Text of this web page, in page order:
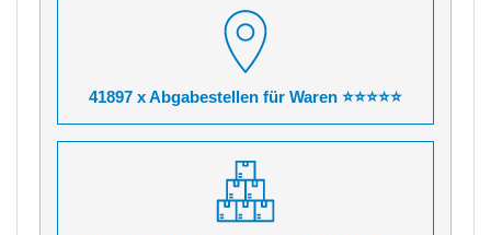
41897 x Abgabestellen für Waren ⭐⭐⭐⭐⭐